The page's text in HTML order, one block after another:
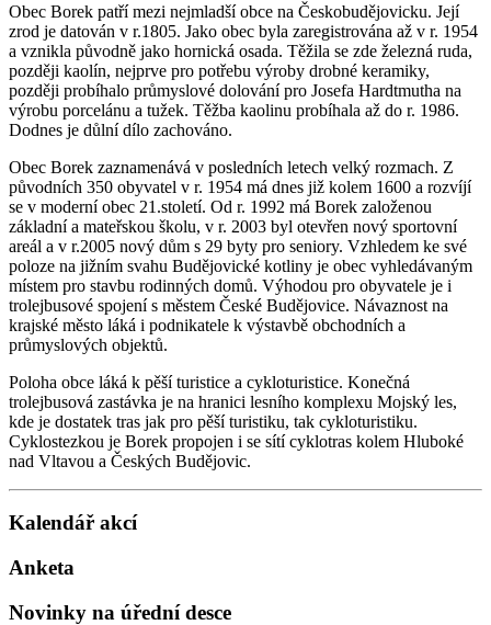
Obec Borek patří mezi nejmladší obce na Českobudějovicku. Její
zrod je datován v r.1805. Jako obec byla zaregistrována až v r. 1954
a vznikla původně jako hornická osada. Těžila se zde železná ruda,
později kaolín, nejprve pro potřebu výroby drobné keramiky,
později probíhalo průmyslové dolování pro Josefa Hardtmutha na
výrobu porcelánu a tužek. Těžba kaolinu probíhala až do r. 1986.
Dodnes je důlní dílo zachováno.
Obec Borek zaznamenává v posledních letech velký rozmach. Z
původních 350 obyvatel v r. 1954 má dnes již kolem 1600 a rozvíjí
se v moderní obec 21.století. Od r. 1992 má Borek založenou
základní a mateřskou školu, v r. 2003 byl otevřen nový sportovní
areál a v r.2005 nový dům s 29 byty pro seniory. Vzhledem ke své
poloze na jižním svahu Budějovické kotliny je obec vyhledávaným
místem pro stavbu rodinných domů. Výhodou pro obyvatele je i
trolejbusové spojení s městem České Budějovice. Návaznost na
krajské město láká i podnikatele k výstavbě obchodních a
průmyslových objektů.
Poloha obce láká k pěší turistice a cykloturistice. Konečná
trolejbusová zastávka je na hranici lesního komplexu Mojský les,
kde je dostatek tras jak pro pěší turistiku, tak cykloturistiku.
Cyklostezkou je Borek propojen i se sítí cyklotras kolem Hluboké
nad Vltavou a Českých Budějovic.
Kalendář akcí
Anketa
Novinky na úřední desce